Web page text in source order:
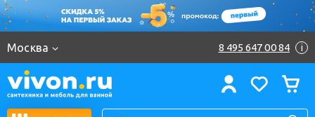
Москва 8 495 647 00 84 i